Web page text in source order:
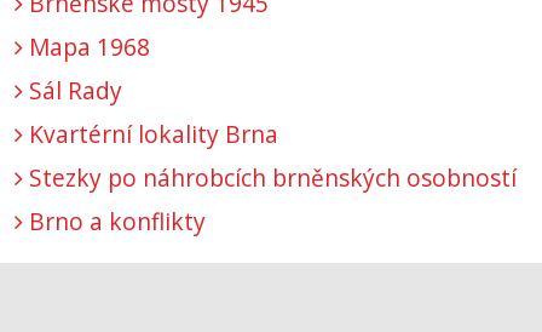
Mapa 1968
Sál Rady
Kvartérní lokality Brna
Stezky po náhrobcích brněnských osobností
Brno a konflikty